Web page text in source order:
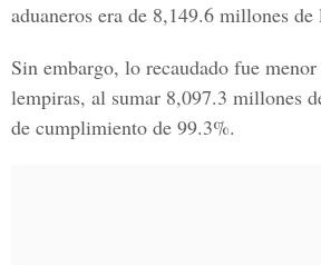
aduaneros era de 8,149.6 millones de
Sin embargo, lo recaudado fue
lempiras, al sumar 8,097.3 millones
de cumplimiento de 99.3%.